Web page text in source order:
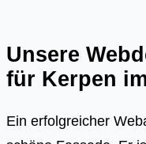
Unsere
für Kerpen
Ein erfolgreicher